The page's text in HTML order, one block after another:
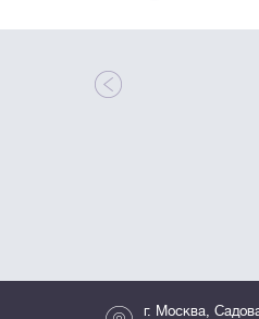
г. Москва,